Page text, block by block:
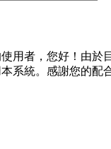
用者，您好！由於
系統。感謝您的配合